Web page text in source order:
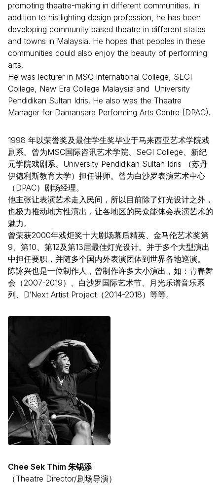
promoting theatre-making in different communities. In
addition to his lighting design profession, he has been
developing community based theatre in different states
and towns in Malaysia. He hopes that peoples in these
communities could also enjoy the beauty of performing
arts.
He was lecturer in MSC International College, SEGI
College, New Era College Malaysia and University
Pendidikan Sultan Idris. He also was the Theatre
Manager for Damansara Performing Arts Centre (DPAC).
1998 年以荣誉奖及最佳学生奖毕业于马来西亚艺术学院戏
剧系。曾为MSC国际咨讯艺术学院、SeGI College、新纪
元学院戏剧系、University Pendidikan Sultan Idris （苏丹
伊徳利斯教育大学）担任讲师。曾为白沙罗表演艺术中心
（DPAC）剧场经理。
他主张让表演艺术走入民间，所以目前除了灯光设计之外，
也极力推动地方性演出，让各地区的民众能体会表演艺术的
魅力。
曾荣获2000年戏炬奖十大剧场幕后精英、金马伦艺术奖第
9、第10、第12及第13届最佳灯光设计。并于多个大型演出
中担任要职，并随多个国内外表演团体到世界各地巡演。
陈詠兴也是一位制作人，曾制作许多大小演出，如：青春舞
会（2007-2019）、白沙罗国际艺术节、月光乐谱音乐系
列、D‘Next Artist Project（2014-2018）等等。
Chee Sek Thim 朱锡添
（Theatre Director/剧场导演）